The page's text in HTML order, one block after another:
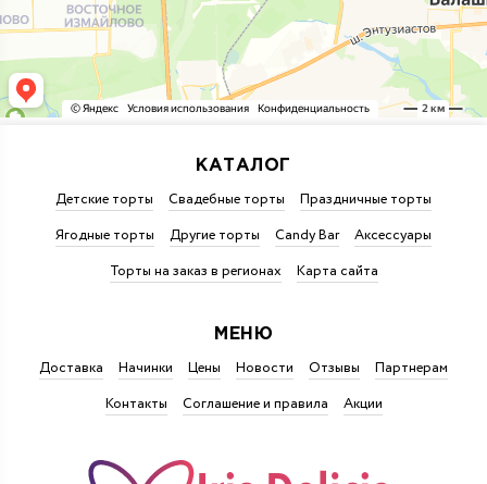
КАТАЛОГ
Детские торты Свадебные торты
Праздничные торты
Ягодные торты
Другие торты Candy Bar
Аксессуары
Торты на заказ в регионах
Карта сайта
МЕНЮ
Доставка Начинки Цены Новости Отзывы
Партнерам
Контакты
Соглашение и правила Акции